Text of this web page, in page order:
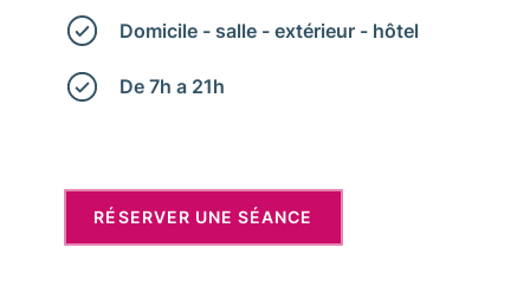
Domicile - salle - extérieur - hôtel
De 7h a 21h
RÉSERVER UNE SÉANCE